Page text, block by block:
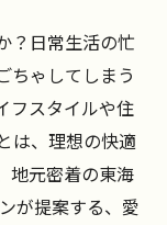
？日常生活の忙
ちゃしてしまう
フスタイルや住
は、理想の快適
地元密着の東海
が提案する、愛